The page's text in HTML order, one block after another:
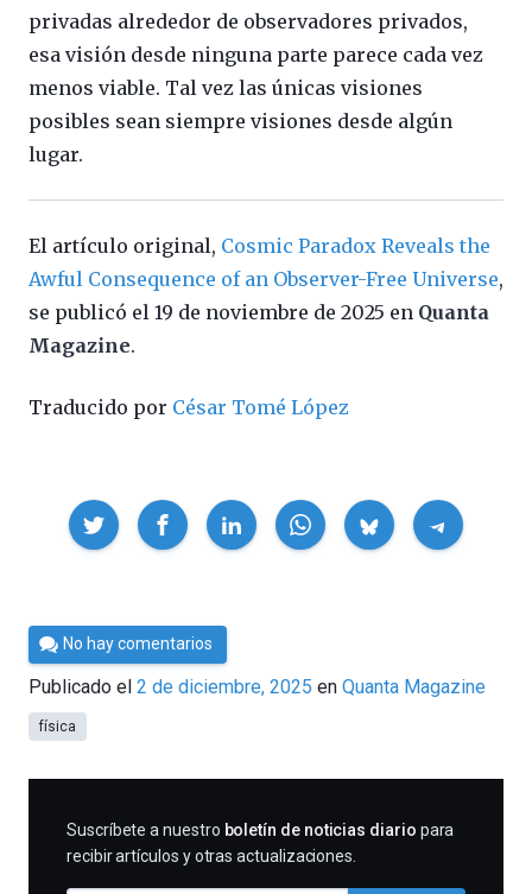
privadas alrededor de observadores privados,
esa visión desde ninguna parte parece cada vez
menos viable. Tal vez las únicas visiones
posibles sean siempre visiones desde algún
lugar.
El artículo original, Cosmic Paradox Reveals the
Awful Consequence of an Observer-Free Universe,
se publicó el 19 de noviembre de 2025 en Quanta
Magazine.
Traducido por César Tomé López
Compartir
Por
César
Tomé
No hay comentarios
Publicado el 2 de diciembre, 2025 en Quanta Magazine
física
SUSCRIBIRME
Suscríbete a nuestro boletín de noticias diario para
recibir artículos y otras actualizaciones.